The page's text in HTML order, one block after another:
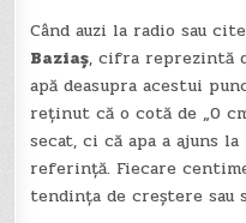
Când auzi la radio sau
Baziaș, cifra reprezintă
apă deasupra acestui
reținut că o cotă de „0
secat, ci că apa a ajuns
referință. Fiecare
tendința de creștere sau